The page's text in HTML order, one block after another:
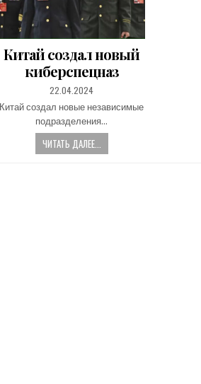
Китай создал новый
киберспецназ
PUBLISHED
DATE:
22.04.2024
Китай создал новые независимые
подразделения…
ЧИТАТЬ ДАЛЕЕ...